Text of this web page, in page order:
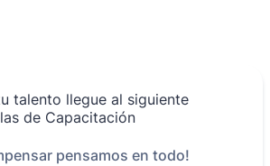
pensamos en todo!